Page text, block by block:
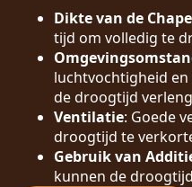
Dikte van de Chape
tijd om volledig te
luchtvochtigheid
de droogtijd
Ventilatie: Goede
droogtijd te
Gebruik van
kunnen de